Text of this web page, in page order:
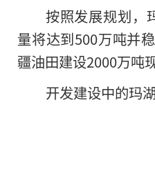
按照发展规划，
量将达到500万吨并
疆油田建设2000万吨
开发建设中的玛